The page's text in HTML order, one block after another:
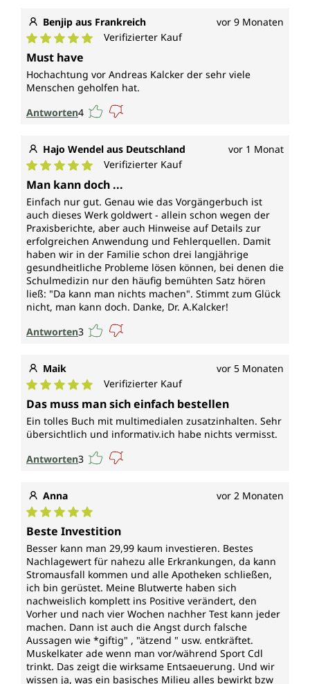
Benjip aus Frankreich vor 9 Monaten
Durchschnittliche Bewertung von 5 von 5 Sternen
Verifizierter Kauf
Must have
Hochachtung vor Andreas Kalcker der sehr viele
Menschen geholfen hat.
Antworten4
Hajo Wendel aus Deutschland vor 1 Monat
Durchschnittliche Bewertung von 5 von 5 Sternen
Verifizierter Kauf
Man kann doch ...
Einfach nur gut. Genau wie das Vorgängerbuch ist
auch dieses Werk goldwert - allein schon wegen der
Praxisberichte, aber auch Hinweise auf Details zur
erfolgreichen Anwendung und Fehlerquellen. Damit
haben wir in der Familie schon drei langjährige
gesundheitliche Probleme lösen können, bei denen die
Schulmedizin nur den häufig bemühten Satz hören
ließ: "Da kann man nichts machen". Stimmt zum Glück
nicht, man kann doch. Danke, Dr. A.Kalcker!
Antworten3
Maik vor 5 Monaten
Durchschnittliche Bewertung von 5 von 5 Sternen
Verifizierter Kauf
Das muss man sich einfach bestellen
Ein tolles Buch mit multimedialen zusatzinhalten. Sehr
übersichtlich und informativ.ich habe nichts vermisst.
Antworten3
Anna vor 2 Monaten
Durchschnittliche Bewertung von 5 von 5 Sternen
Beste Investition
Besser kann man 29,99 kaum investieren. Bestes
Nachlagewert für nahezu alle Erkrankungen, da kann
Stromausfall kommen und alle Apotheken schließen,
ich bin gerüstet. Meine Blutwerte haben sich
nachweislich komplett ins Positive verändert, den
Vorher und nach vier Wochen nachher Test kann jeder
machen. Dann ist auch die Angst durch falsche
Aussagen wie *giftig" , "ätzend " usw. entkräftet.
Muskelkater ade wenn man vor/während Sport Cdl
trinkt. Das zeigt die wirksame Entsaeuerung. Und wir
wissen ja, was ein basisches Milieu alles bewirkt bzw